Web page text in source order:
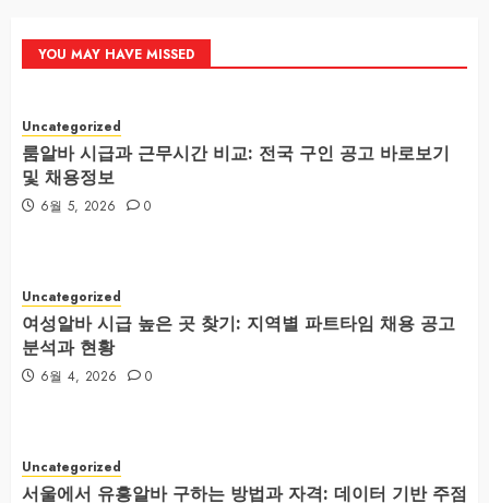
YOU MAY HAVE MISSED
Uncategorized
룸알바 시급과 근무시간 비교: 전국 구인 공고 바로보기
및 채용정보
6월 5, 2026 0
Uncategorized
여성알바 시급 높은 곳 찾기: 지역별 파트타임 채용 공고
분석과 현황
6월 4, 2026 0
Uncategorized
서울에서 유흥알바 구하는 방법과 자격: 데이터 기반 주점